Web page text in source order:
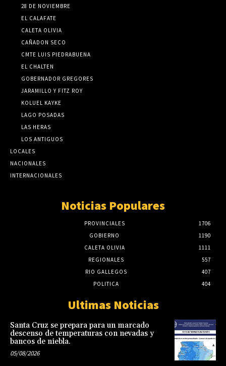
28 DE NOVIEMBRE
EL CALAFATE
CALETA OLIVIA
CAÑADON SECO
CMTE LUIS PIEDRABUENA
EL CHALTEN
GOBERNADOR GREGORES
JARAMILLO Y FITZ ROY
KOLUEL KAYKE
LAGO POSADAS
LAS HERAS
LOS ANTIGUOS
LOCALES
NACIONALES
INTERNACIONALES
Noticias Populares
PROVINCIALES
1706
GOBIERNO
1190
CALETA OLIVIA
1111
REGIONALES
557
RIO GALLEGOS
407
POLITICA
404
Ultimas Noticias
Santa Cruz se prepara para un marcado
descenso de temperaturas con nevadas y
bancos de niebla.
05/08/2026